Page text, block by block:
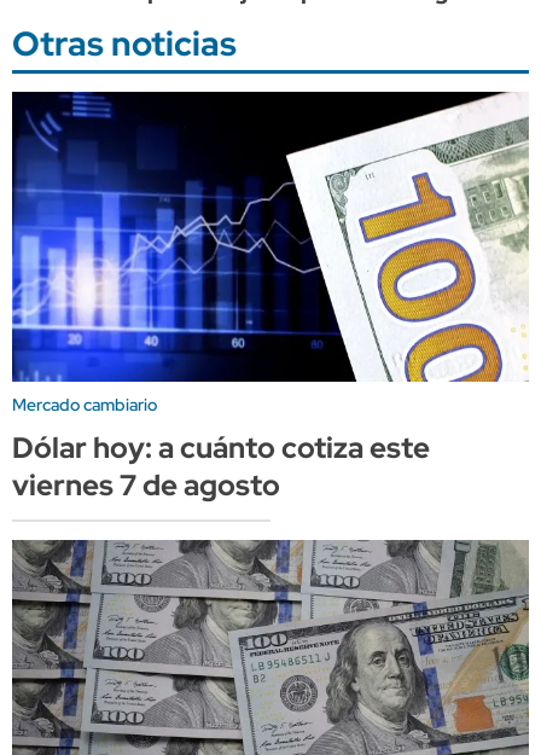
Otras noticias
Mercado cambiario
Dólar hoy: a cuánto cotiza este
viernes 7 de agosto